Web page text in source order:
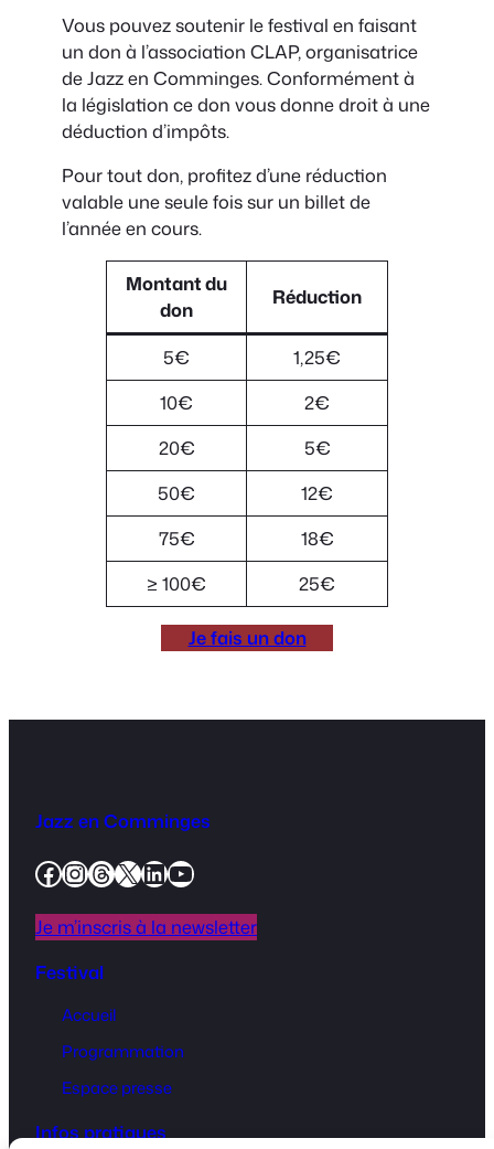
Vous pouvez soutenir le festival en faisant
un don à l’association CLAP, organisatrice
de Jazz en Comminges. Conformément à
la législation ce don vous donne droit à une
déduction d’impôts.
Pour tout don, profitez d’une réduction
valable une seule fois sur un billet de
l’année en cours.
Montant du
don
Réduction
5€
1,25€
10€
2€
20€
5€
50€
12€
75€
18€
≥ 100€
25€
Je fais un don
Jazz en Comminges
Facebook InstagramThreads X LinkedIn YouTube
Je m’inscris à la newsletter
Festival
Accueil
Programmation
Espace presse
Infos pratiques